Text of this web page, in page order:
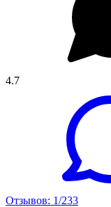
4.7
Отзывов: 1/233